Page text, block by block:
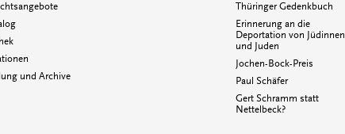
und Archive
Thüringer Gedenkbuch
Erinnerung an die
Deportation von Jüdinnen
und Juden
Jochen-Bock-Preis
Paul Schäfer
Gert Schramm statt
Nettelbeck?